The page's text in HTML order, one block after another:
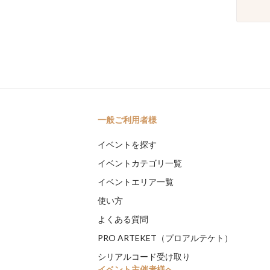
一般ご利用者様
イベントを探す
イベントカテゴリ一覧
イベントエリア一覧
使い方
よくある質問
PRO ARTEKET（プロアルテケト）
シリアルコード受け取り